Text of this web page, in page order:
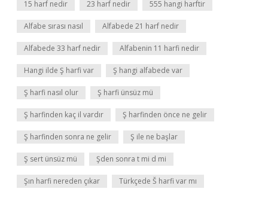
15 harf nedir 23 harf nedir 555 hangi harftir
Alfabe sırası nasıl Alfabede 21 harf nedir
Alfabede 33 harf nedir Alfabenin 11 harfi nedir
Hangi ilde Ş harfi var Ş hangi alfabede var
Ş harfi nasıl olur Ş harfi ünsüz mü
Ş harfinden kaç il vardır Ş harfinden önce ne gelir
Ş harfinden sonra ne gelir Ş ile ne başlar
Ş sert ünsüz mü Şden sonra t mi d mi
Şın harfi nereden çıkar Türkçede Š harfi var mı